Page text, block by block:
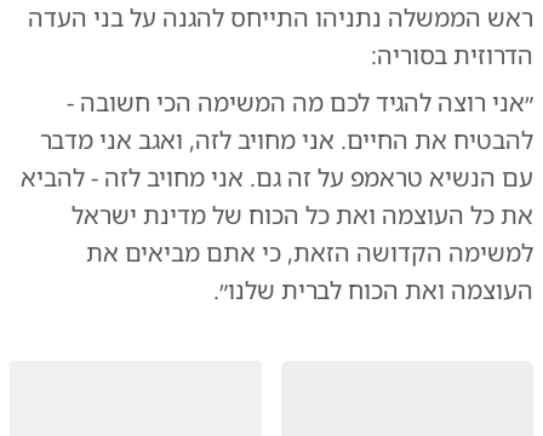
ראש הממשלה נתניהו התייחס להגנה על בני העדה
הדרוזית בסוריה:
״אני רוצה להגיד לכם מה המשימה הכי חשובה -
להבטיח את החיים. אני מחויב לזה, ואגב אני מדבר
עם הנשיא טראמפ על זה גם. אני מחויב לזה - להביא
את כל העוצמה ואת כל הכוח של מדינת ישראל
למשימה הקדושה הזאת, כי אתם מביאים את
העוצמה ואת הכוח לברית שלנו״.